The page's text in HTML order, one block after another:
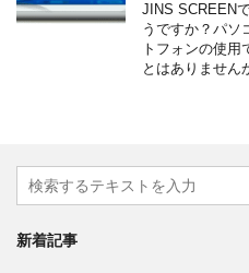
JINS SCREEN
うですか？パソ
トフォンの使用
とはありません
新着記事